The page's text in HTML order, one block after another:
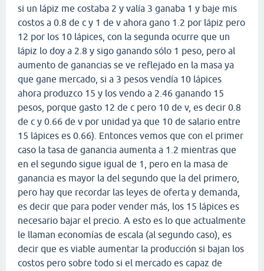
si un lápiz me costaba 2 y valía 3 ganaba 1 y baje mis
costos a 0.8 de c y 1 de v ahora gano 1.2 por lápiz pero
12 por los 10 lápices, con la segunda ocurre que un
lápiz lo doy a 2.8 y sigo ganando sólo 1 peso, pero al
aumento de ganancias se ve reflejado en la masa ya
que gane mercado, si a 3 pesos vendía 10 lápices
ahora produzco 15 y los vendo a 2.46 ganando 15
pesos, porque gasto 12 de c pero 10 de v, es decir 0.8
de c y 0.66 de v por unidad ya que 10 de salario entre
15 lápices es 0.66). Entonces vemos que con el primer
caso la tasa de ganancia aumenta a 1.2 mientras que
en el segundo sigue igual de 1, pero en la masa de
ganancia es mayor la del segundo que la del primero,
pero hay que recordar las leyes de oferta y demanda,
es decir que para poder vender más, los 15 lápices es
necesario bajar el precio. A esto es lo que actualmente
le llaman economías de escala (al segundo caso), es
decir que es viable aumentar la producción si bajan los
costos pero sobre todo si el mercado es capaz de